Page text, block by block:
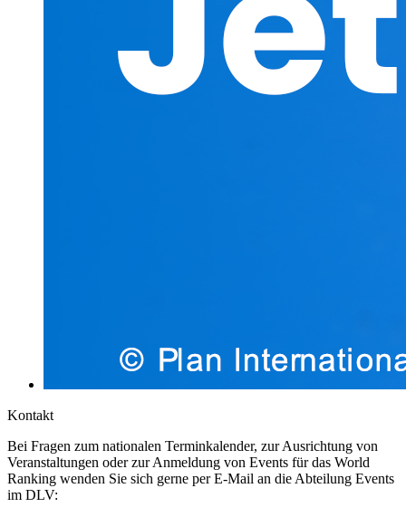
Kontakt
Bei Fragen zum nationalen Terminkalender, zur Ausrichtung von
Veranstaltungen oder zur Anmeldung von Events für das World
Ranking wenden Sie sich gerne per E-Mail an die Abteilung Events
im DLV: